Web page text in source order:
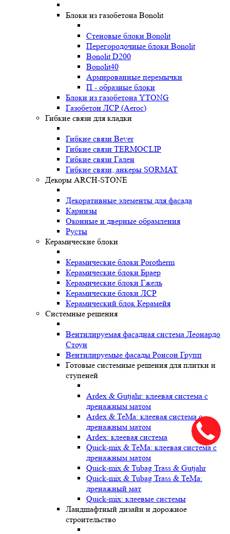
Блоки из газобетона Bonolit
Стеновые блоки Bonolit
Перегородочные блоки Bonolit
Bonolit D200
Bonolit40
Армированные перемычки
П - образные блоки
Блоки из газобетона YTONG
Газобетон ЛСР (Aeroc)
Гибкие связи для кладки
Гибкие связи Bever
Гибкие связи TERMOCLIP
Гибкие связи Гален
Гибкие связи, анкеры SORMAT
Декоры ARCH-STONE
Декоративные элементы для фасада
Карнизы
Оконные и дверные обрамления
Русты
Керамические блоки
Керамические блоки Porotherm
Керамические блоки Браер
Керамические блоки Гжель
Керамические блоки ЛСР
Керамический блок Керамейя
Системные решения
Вентилируемая фасадная система Леонардо
Стоун
Вентилируемые фасады Ронсон Групп
Готовые системные решения для плитки и
ступеней
Ardex & Gutjahr: клеевая система с
дренажным матом
Ardex & TeMa: клеевая система с
дренажным матом
Ardex: клеевая система
Quick-mix & TeMa: клеевая система с
дренажным матом
Quick-mix & Tubag Trass & Gutjahr
Quick-mix & Tubag Trass & TeMa:
дренажный мат
Quick-mix: клеевые системы
Ландшафтный дизайн и дорожное
строительство